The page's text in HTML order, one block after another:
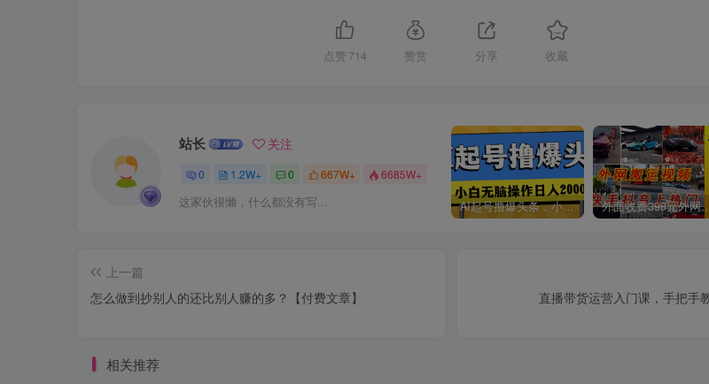
点赞 714 赞赏 分享 收藏
站长 关注
0 1.2W+ 0 667W+ 6685W+
这家伙很懒，什么都没有写... AI起号撸爆头条，小白也能操作，日入2000+ 外面收费398元外网超跑豪车汽车视
上一篇
怎么做到抄别人的还比别人赚的多？【付费文章】
直播带货运营入门课，手把手
相关推荐